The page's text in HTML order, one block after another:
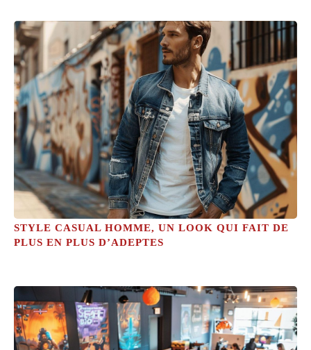
STYLE CASUAL HOMME, UN LOOK QUI FAIT DE
PLUS EN PLUS D’ADEPTES